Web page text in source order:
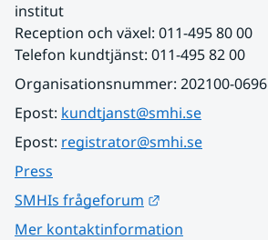
institut
Reception och växel: 011-495 80 00
Telefon kundtjänst: 011-495 82 00
Organisationsnummer: 202100-0696
Epost: kundtjanst@smhi.se
Epost: registrator@smhi.se
Press
SMHIs frågeforum
Mer kontaktinformation